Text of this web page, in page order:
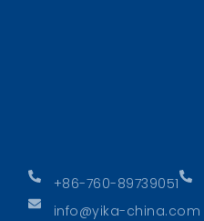
+86-760-89739051
info@yika-china.com